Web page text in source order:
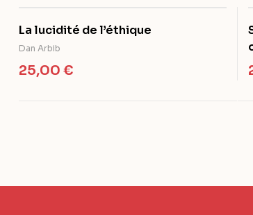
La lucidité de l’éthique
Dan Arbib
25,00 €